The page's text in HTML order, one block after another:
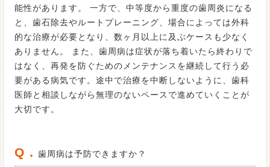
能性があります。 一方で、中等度から重度の歯周炎になる
と、歯石除去やルートプレーニング、場合によっては外科
的な治療が必要となり、数ヶ月以上に及ぶケースも少なく
ありません。 また、歯周病は症状が落ち着いたら終わりで
はなく、再発を防ぐためのメンテナンスを継続して行う必
要がある病気です。途中で治療を中断しないように、歯科
医師と相談しながら無理のないペースで進めていくことが
大切です。
Q．歯周病は予防できますか？